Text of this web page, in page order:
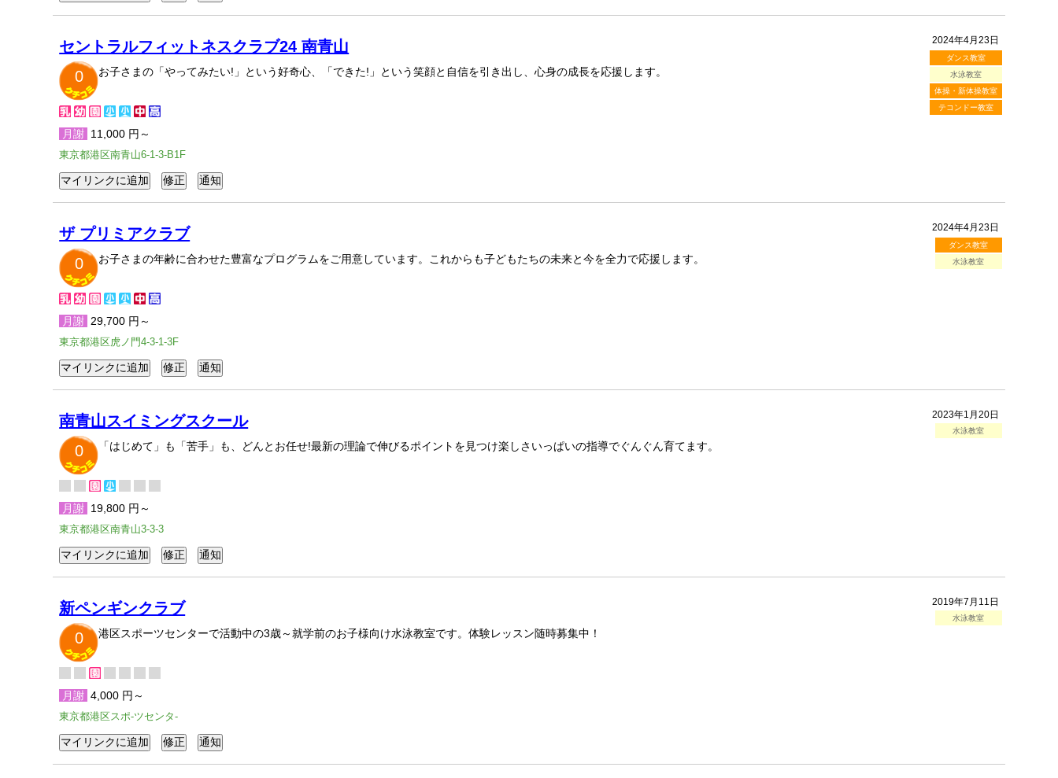
2024年4月23日
ダンス教室
水泳教室
体操・新体操教室
テコンドー教室
セントラルフィットネスクラブ24 南青山
0
お子さまの「やってみたい!」という好奇心、「できた!」という笑顔と自信を引き出し、心身の成長を応援します。
月謝 11,000 円～
東京都港区南青山6-1-3-B1F
2024年4月23日
ダンス教室
水泳教室
ザ プリミアクラブ
0
お子さまの年齢に合わせた豊富なプログラムをご用意しています。これからも子どもたちの未来と今を全力で応援します。
月謝 29,700 円～
東京都港区虎ノ門4-3-1-3F
2023年1月20日
水泳教室
南青山スイミングスクール
0
「はじめて」も「苦手」も、どんとお任せ!最新の理論で伸びるポイントを見つけ楽しさいっぱいの指導でぐんぐん育てます。
月謝 19,800 円～
東京都港区南青山3-3-3
2019年7月11日
水泳教室
新ペンギンクラブ
0
港区スポーツセンターで活動中の3歳～就学前のお子様向け水泳教室です。体験レッスン随時募集中！
月謝 4,000 円～
東京都港区スポ-ツセンタ-